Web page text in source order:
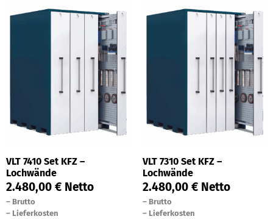
VLT 7410 Set KFZ –
Lochwände
2.480,00 € Netto
– Brutto
– Lieferkosten
VLT 7310 Set KFZ –
Lochwände
2.480,00 € Netto
– Brutto
– Lieferkosten